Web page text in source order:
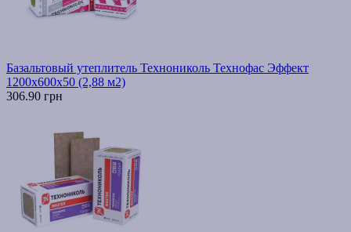
Базальтовый утеплитель Технониколь Технофас Эффект
1200х600х50 (2,88 м2)
306.90 грн